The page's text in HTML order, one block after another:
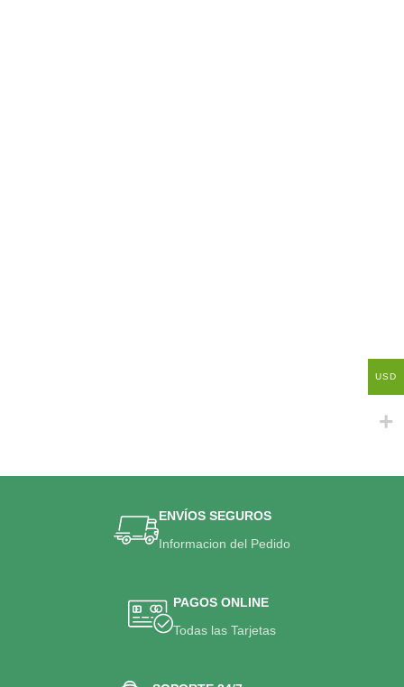
ENVÍOS SEGUROS
Informacion del Pedido
PAGOS ONLINE
Todas las Tarjetas
USD